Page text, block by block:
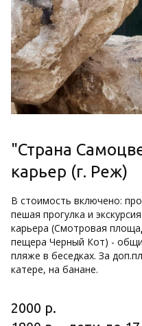
"Страна
карьер (г. Реж)
В стоимость включено:
пешая прогулка и
карьера (Смотровая
пещера Черный Кот) -
пляже в беседках. За
катере, на банане.
2000 р.